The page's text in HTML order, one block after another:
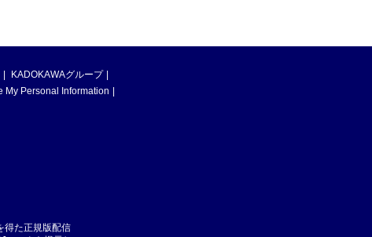
KADOKAWAグループ
My Personal Information
得た正規版配信